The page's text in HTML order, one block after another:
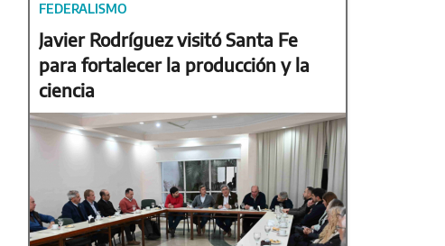
FEDERALISMO
Javier Rodríguez visitó Santa Fe
para fortalecer la producción y la
ciencia